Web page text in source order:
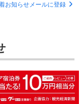
お知らせメールに登録